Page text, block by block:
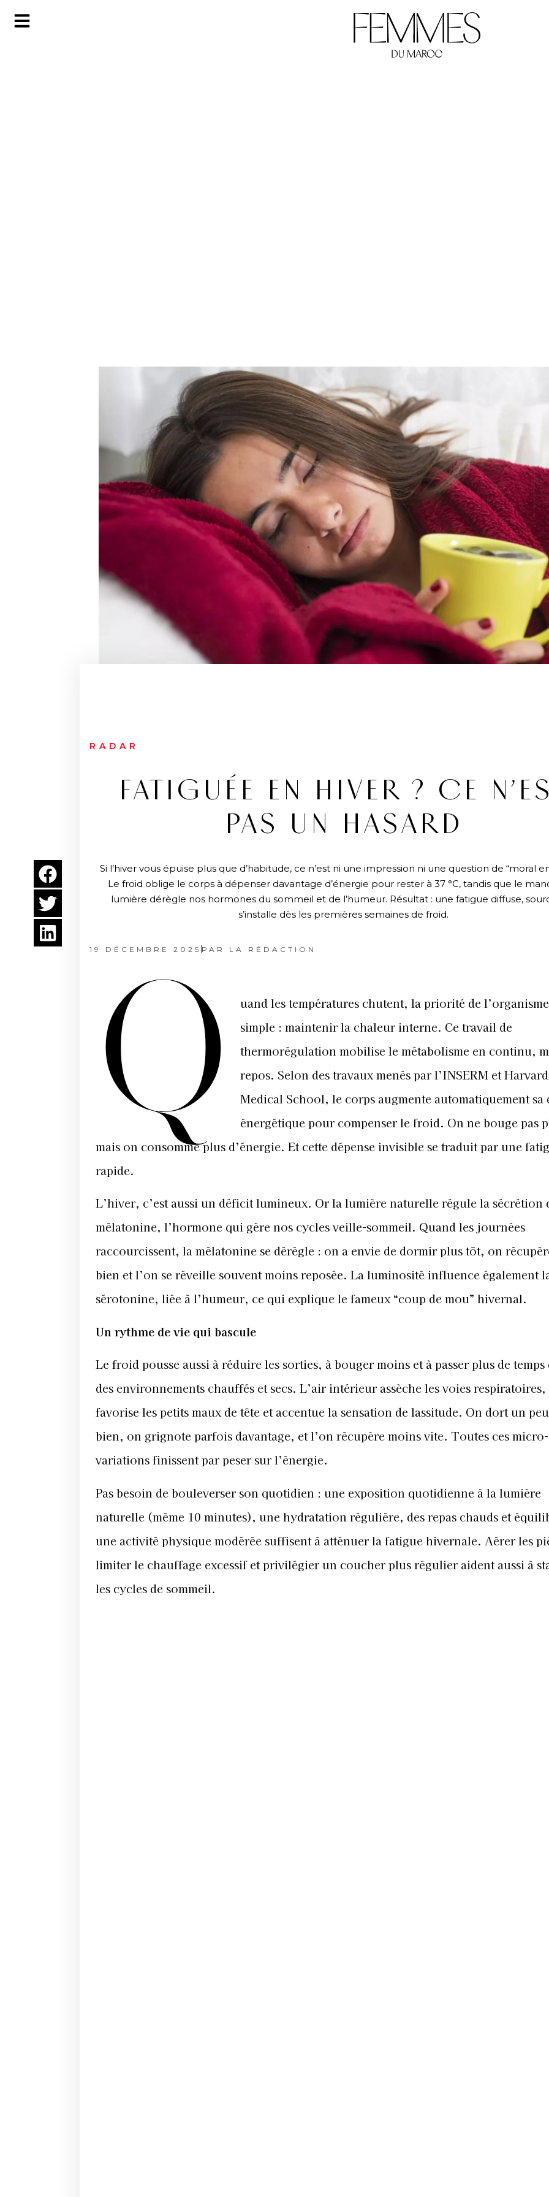
RADAR
FATIGUÉE EN HIVER ? CE
PAS UN HASARD
Si l’hiver vous épuise plus que d’habitude, ce n’est ni une impression ni une question de “moral
Le froid oblige le corps à dépenser davantage d’énergie pour rester à 37 °C, tandis que le
lumière dérègle nos hormones du sommeil et de l’humeur. Résultat : une fatigue diffuse,
s’installe dès les premières semaines de froid.
19 DÉCEMBRE 2025 PAR LA RÉDACTION
Q
uand les températures chutent, la priorité de
simple : maintenir la chaleur interne. Ce travail de
thermorégulation mobilise le métabolisme en continu,
repos. Selon des travaux menés par l’INSERM et Harvard
Medical School, le corps augmente automatiquement sa
énergétique pour compenser le froid. On ne bouge pas
mais on consomme plus d’énergie. Et cette dépense invisible se traduit par une
rapide.
L’hiver, c’est aussi un déficit lumineux. Or la lumière naturelle régule la sécrétion
mélatonine, l’hormone qui gère nos cycles veille-sommeil. Quand les journées
raccourcissent, la mélatonine se dérègle : on a envie de dormir plus tôt, on
bien et l’on se réveille souvent moins reposée. La luminosité influence également
sérotonine, liée à l’humeur, ce qui explique le fameux “coup de mou” hivernal.
Un rythme de vie qui bascule
Le froid pousse aussi à réduire les sorties, à bouger moins et à passer plus de temps
des environnements chauffés et secs. L’air intérieur assèche les voies respiratoires,
favorise les petits maux de tête et accentue la sensation de lassitude. On dort un
bien, on grignote parfois davantage, et l’on récupère moins vite. Toutes ces micro-
variations finissent par peser sur l’énergie.
Pas besoin de bouleverser son quotidien : une exposition quotidienne à la lumière
naturelle (même 10 minutes), une hydratation régulière, des repas chauds et
une activité physique modérée suffisent à atténuer la fatigue hivernale. Aérer les
limiter le chauffage excessif et privilégier un coucher plus régulier aident aussi à
les cycles de sommeil.